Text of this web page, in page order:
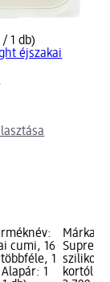
/ 1 db)
éjszakai
cumi, 16
1
1
Márka:
szilikon
kortól,